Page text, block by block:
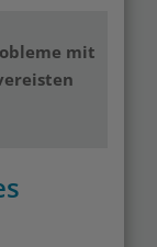
mit